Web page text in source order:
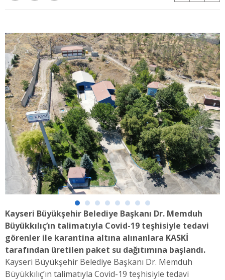
Kayseri Büyükşehir Belediye Başkanı Dr. Memduh
Büyükkılıç’ın talimatıyla Covid-19 teşhisiyle tedavi
görenler ile karantina altına alınanlara KASKİ
tarafından üretilen paket su dağıtımına başlandı.
Kayseri Büyükşehir Belediye Başkanı Dr. Memduh
Büyükkılıç’ın talimatıyla Covid-19 teşhisiyle tedavi